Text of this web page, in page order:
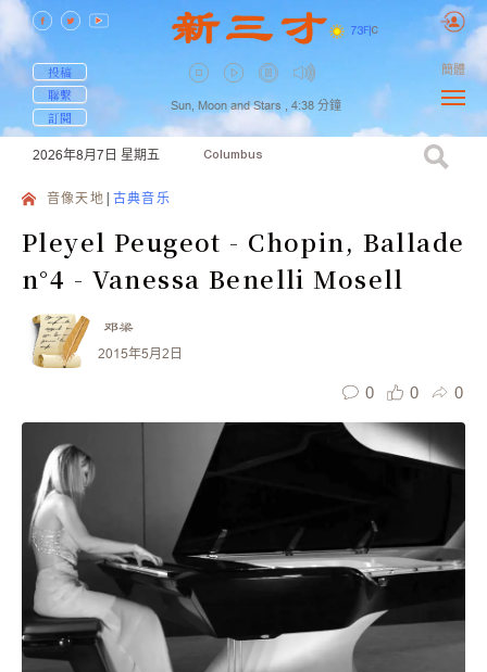
73F| C
投稿
聯繫
訂閱
Sun, Moon and Stars , 4:38 分鐘
簡體
2026年8月7日 星期五 Columbus
音像天地 古典音乐
Pleyel Peugeot - Chopin, Ballade
n°4 - Vanessa Benelli Mosell
邓梁
2015年5月2日
0 0 0